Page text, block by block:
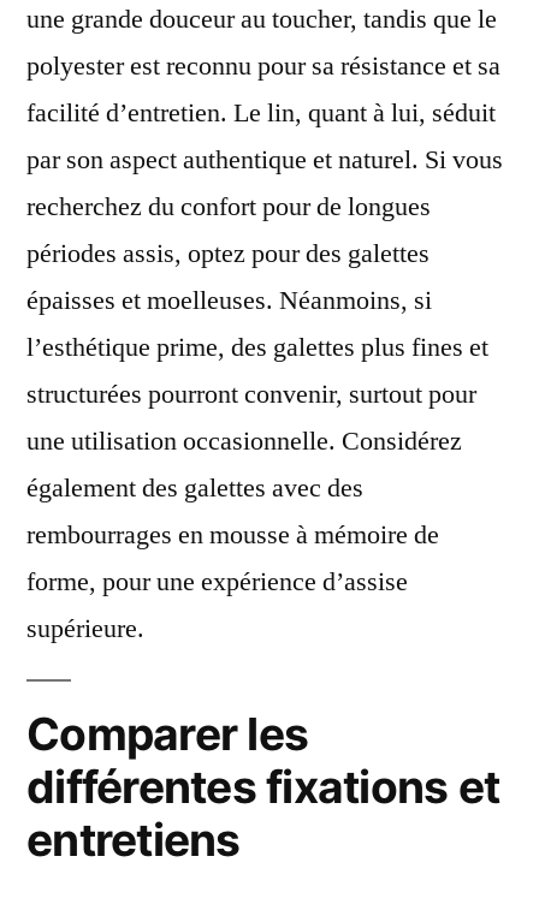
une grande douceur au toucher, tandis que le
polyester est reconnu pour sa résistance et sa
facilité d’entretien. Le lin, quant à lui, séduit
par son aspect authentique et naturel. Si vous
recherchez du confort pour de longues
périodes assis, optez pour des galettes
épaisses et moelleuses. Néanmoins, si
l’esthétique prime, des galettes plus fines et
structurées pourront convenir, surtout pour
une utilisation occasionnelle. Considérez
également des galettes avec des
rembourrages en mousse à mémoire de
forme, pour une expérience d’assise
supérieure.
Comparer les
différentes fixations et
entretiens